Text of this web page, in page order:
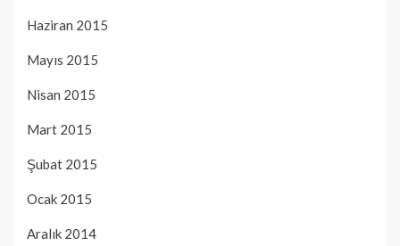
Haziran 2015
Mayıs 2015
Nisan 2015
Mart 2015
Şubat 2015
Ocak 2015
Aralık 2014